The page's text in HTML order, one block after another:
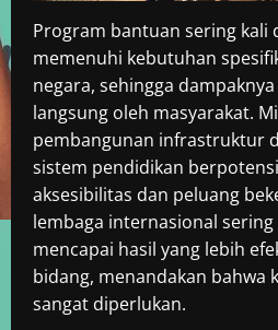
Program bantuan sering kali
memenuhi kebutuhan
negara, sehingga
langsung oleh masyarakat.
pembangunan infrastruktur
sistem pendidikan
aksesibilitas dan peluang
lembaga internasional
mencapai hasil yang lebih
bidang, menandakan bahwa
sangat diperlukan.